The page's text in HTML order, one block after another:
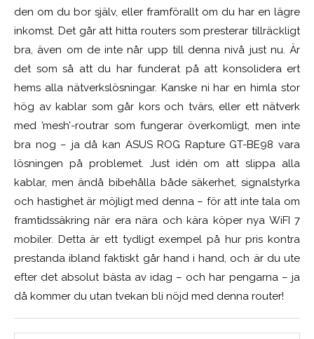
den om du bor själv, eller framförallt om du har en lägre
inkomst. Det går att hitta routers som presterar tillräckligt
bra, även om de inte når upp till denna nivå just nu. Är
det som så att du har funderat på att konsolidera ert
hems alla nätverkslösningar. Kanske ni har en himla stor
hög av kablar som går kors och tvärs, eller ett nätverk
med ’mesh’-routrar som fungerar överkomligt, men inte
bra nog – ja då kan ASUS ROG Rapture GT-BE98 vara
lösningen på problemet. Just idén om att slippa alla
kablar, men ändå bibehålla både säkerhet, signalstyrka
och hastighet är möjligt med denna – för att inte tala om
framtidssäkring när era nära och kära köper nya WiFI 7
mobiler. Detta är ett tydligt exempel på hur pris kontra
prestanda ibland faktiskt går hand i hand, och är du ute
efter det absolut bästa av idag – och har pengarna – ja
då kommer du utan tvekan bli nöjd med denna router!